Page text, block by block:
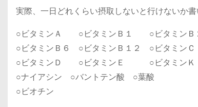
実際、一日どれくらい摂取しないと行けないか書
○ビタミンＡ ○ビタミンＢ１ ○ビタミンＢ
○ビタミンＢ６ ○ビタミンＢ１２ ○ビタミンＣ
○ビタミンＤ ○ビタミンＥ ○ビタミンＫ
○ナイアシン ○バントテン酸 ○葉酸
○ビオチン